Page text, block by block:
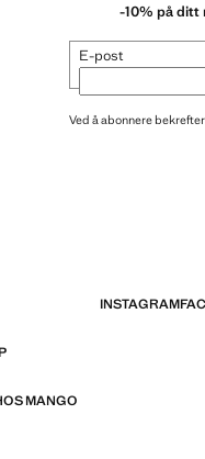
-10% på ditt
E-post
Ved å abonnere
INSTAGRAM
MANGO